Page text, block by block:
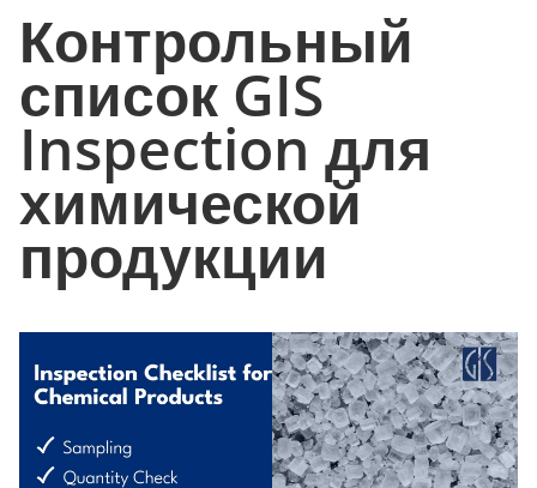
Контрольный
список GIS
Inspection для
химической
продукции